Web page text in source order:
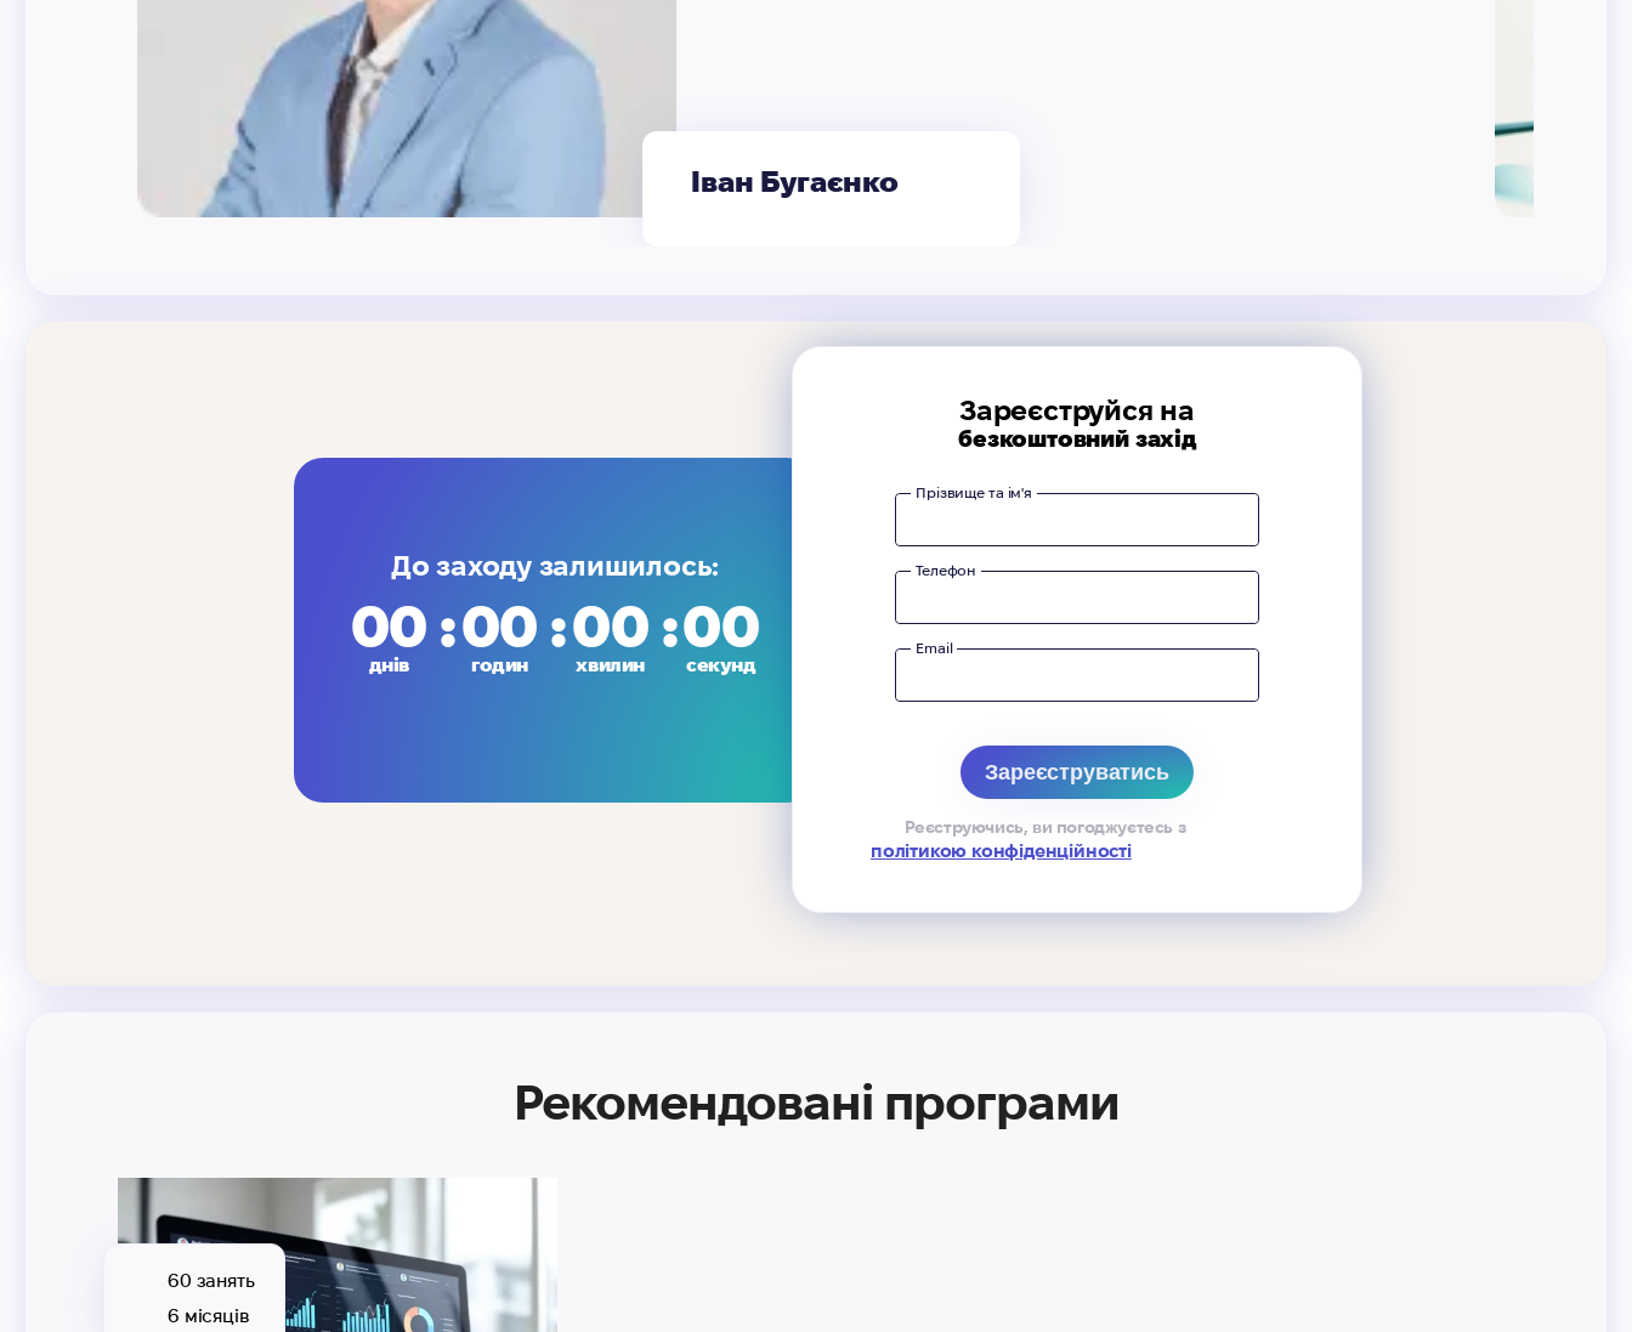
Іван Бугаєнко
До заходу залишилось:
00
днів
00
годин
00
хвилин
00
секунд
Зареєструйся на
безкоштовний захід
Прізвище та ім'я
Телефон
Email
Реєструючись, ви погоджуєтесь з
політикою конфіденційності
Рекомендовані програми
60 занять
6 місяців